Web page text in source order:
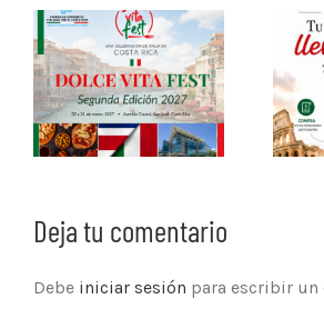
Deja tu comentario
Debe iniciar sesión para escribir un